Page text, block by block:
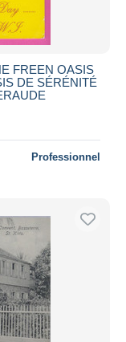
FREEN OASIS
DE SÉRÉNITÉ
Professionnel